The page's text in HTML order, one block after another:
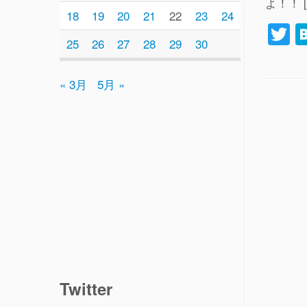
18
19 20 21 22 23
24
25
26 27 28 29 30
« 3月 5月 »
Twitter
T